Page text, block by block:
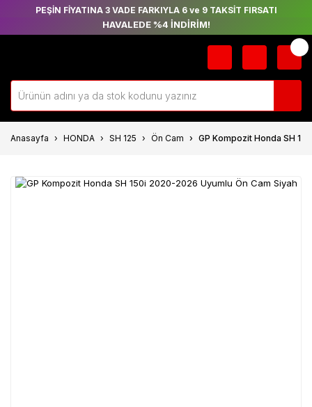
PEŞİN FİYATINA 3 VADE FARKIYLA 6 ve 9 TAKSİT FIRSATI
HAVALEDE %4 İNDİRİM!
Anasayfa HONDA SH 125 Ön Cam GP Kompozit Honda SH